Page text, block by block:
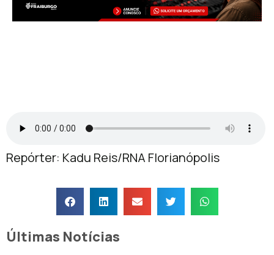
Repórter: Kadu Reis/RNA Florianópolis
Últimas Notícias